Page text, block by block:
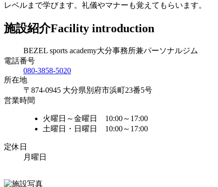
レベルまで学びます。礼儀やマナーも覚えてもらいます。
施設紹介Facility introduction
BEZEL sports academy大分事務所兼パーソナルジム
電話番号
080-3858-5020
所在地
〒874-0945 大分県別府市浜町23番5号
営業時間
火曜日～金曜日 10:00～17:00
土曜日・日曜日 10:00～17:00
定休日
月曜日